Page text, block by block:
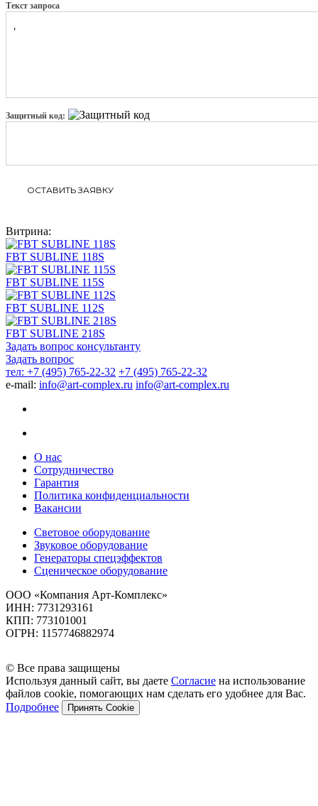
Текст запроса
Защитный код:
Витрина:
FBT SUBLINE 118S
FBT SUBLINE 115S
FBT SUBLINE 112S
FBT SUBLINE 218S
Задать вопрос консультанту
Задать вопрос
тел: +7 (495) 765-22-32 +7 (495) 765-22-32
e-mail: info@art-complex.ru info@art-complex.ru
О нас
Сотрудничество
Гарантия
Политика конфиденциальности
Вакансии
Световое оборудование
Звуковое оборудование
Генераторы спецэффектов
Сценическое оборудование
ООО «Компания Арт-Комплекс»
ИНН: 7731293161
КПП: 773101001
ОГРН: 1157746882974
© Все права защищены
Используя данный сайт, вы даете Согласие на использование
файлов cookie, помогающих нам сделать его удобнее для Вас.
Подробнее
Принять Cookie